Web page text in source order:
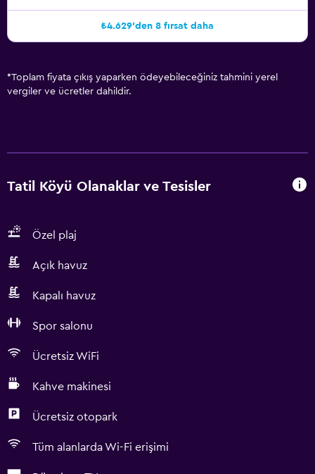
₺4.629'den 8 fırsat daha
*Toplam fiyata çıkış yaparken ödeyebileceğiniz tahmini yerel
vergiler ve ücretler dahildir.
Tatil Köyü Olanaklar ve Tesisler
Özel plaj
Açık havuz
Kapalı havuz
Spor salonu
Ücretsiz WiFi
Kahve makinesi
Ücretsiz otopark
Tüm alanlarda Wi-Fi erişimi